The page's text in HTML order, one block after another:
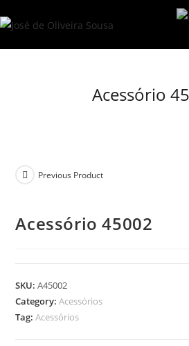
to
Acessório
Previous Product
Acessório 45002
SKU:A45002
Category:Acessórios
Tag:Acessórios